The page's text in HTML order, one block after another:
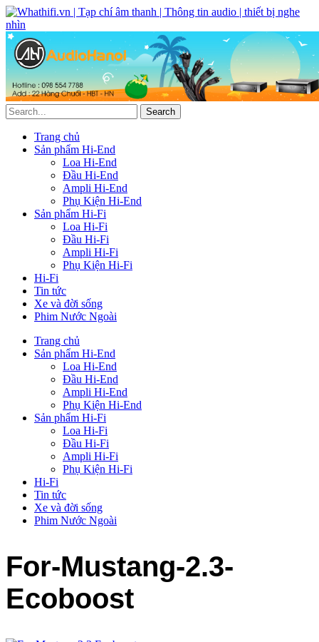
Trang chủ
Sản phẩm Hi-End
Loa Hi-End
Đầu Hi-End
Ampli Hi-End
Phụ Kiện Hi-End
Sản phẩm Hi-Fi
Loa Hi-Fi
Đầu Hi-Fi
Ampli Hi-Fi
Phụ Kiện Hi-Fi
Hi-Fi
Tin tức
Xe và đời sống
Phim Nước Ngoài
Trang chủ
Sản phẩm Hi-End
Loa Hi-End
Đầu Hi-End
Ampli Hi-End
Phụ Kiện Hi-End
Sản phẩm Hi-Fi
Loa Hi-Fi
Đầu Hi-Fi
Ampli Hi-Fi
Phụ Kiện Hi-Fi
Hi-Fi
Tin tức
Xe và đời sống
Phim Nước Ngoài
For-Mustang-2.3-
Ecoboost